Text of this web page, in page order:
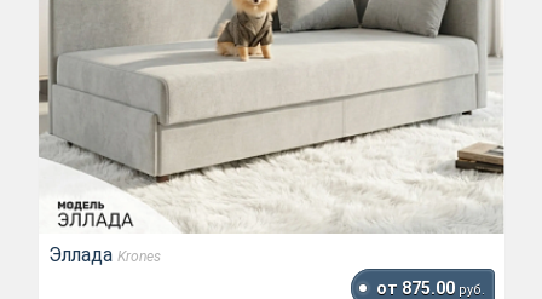
Эллада Krones
от 875.00 руб.